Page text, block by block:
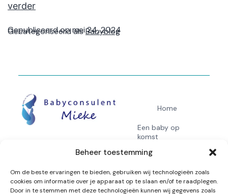
Beheer toestemming
Om de beste ervaringen te bieden, gebruiken wij technologieën zoals
cookies om informatie over je apparaat op te slaan en/of te raadplegen.
Door in te stemmen met deze technologieën kunnen wij gegevens zoals
verder
Gepubliceerd opmei 24, 2024
Gecategoriseerd alsBabyblog
Home
Een baby op
komst
Online Intake
Over mij